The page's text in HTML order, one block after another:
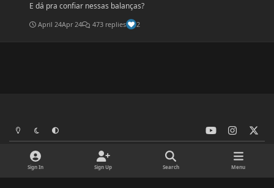
E dá pra confiar nessas balanças?
April 24Apr 24 473 replies 2
Light ModeDark ModeSystem Preference
o
n
Privacy Policy Contact Us
® FISIculturismo.com.br 2000 - 2026
Powered by Invision Community
Sign In Sign Up Search Menu